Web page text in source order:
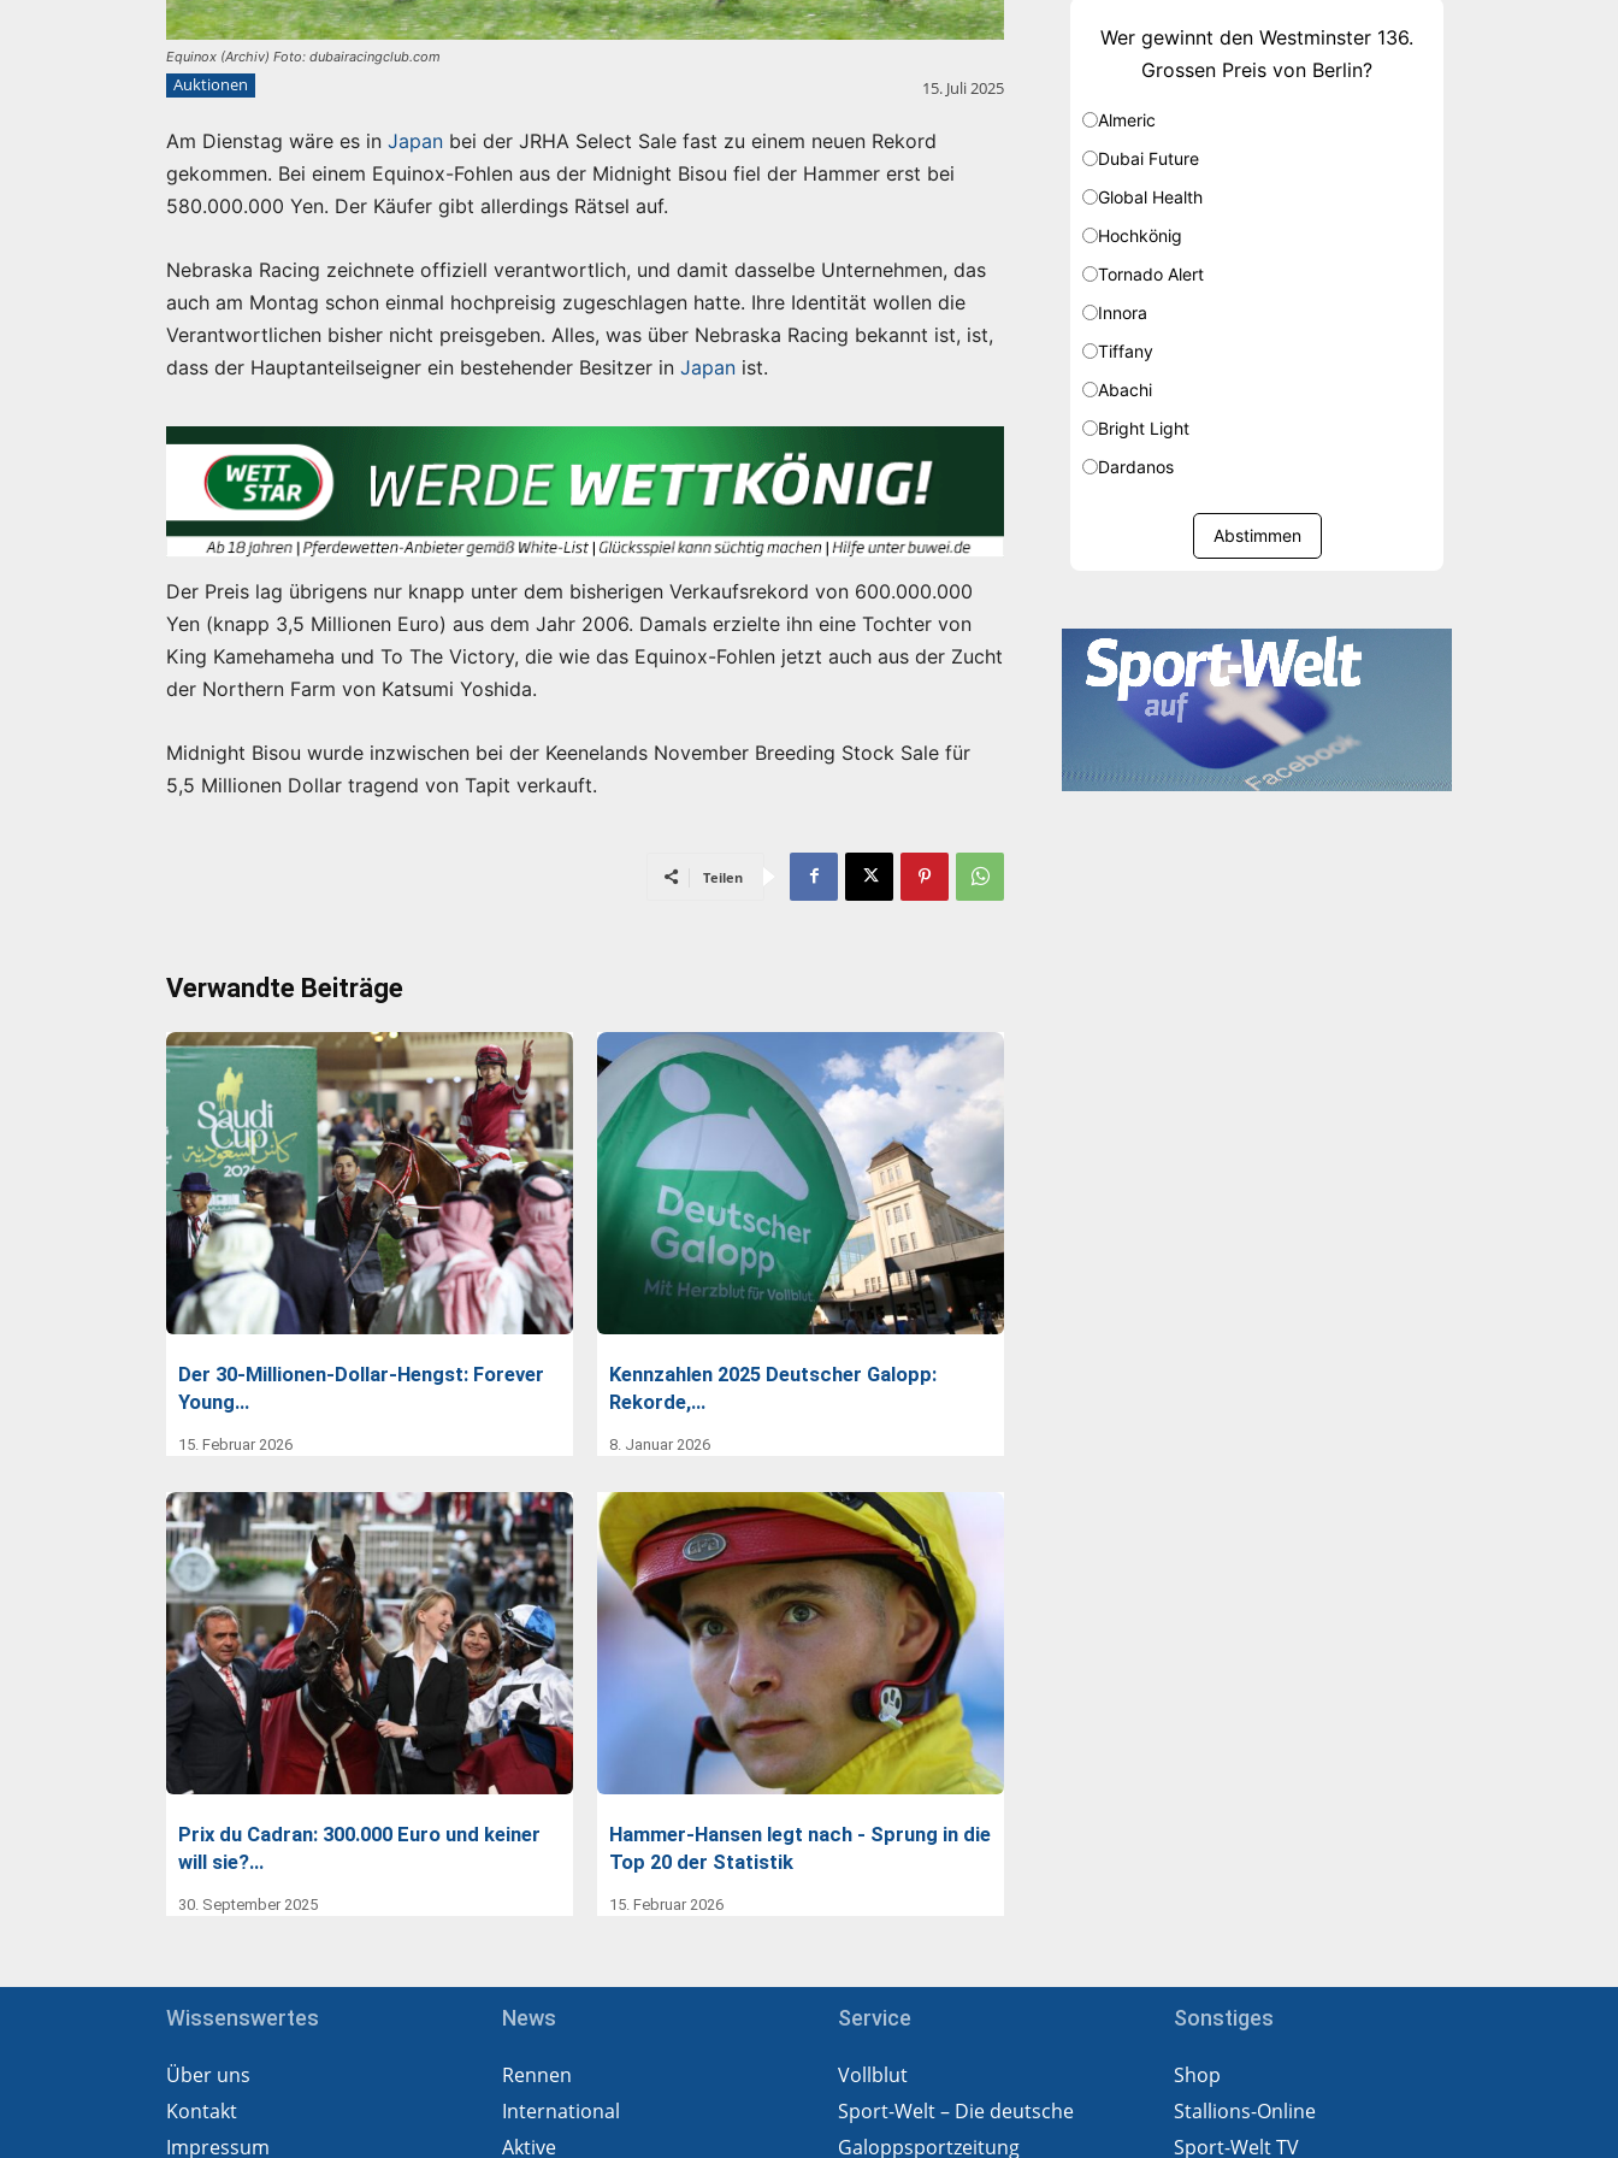
Equinox (Archiv) Foto: dubairacingclub.com
Auktionen 15. Juli 2025
Am Dienstag wäre es in Japan bei der JRHA Select Sale fast zu einem neuen Rekord
gekommen. Bei einem Equinox-Fohlen aus der Midnight Bisou fiel der Hammer erst bei
580.000.000 Yen. Der Käufer gibt allerdings Rätsel auf.
Nebraska Racing zeichnete offiziell verantwortlich, und damit dasselbe Unternehmen, das
auch am Montag schon einmal hochpreisig zugeschlagen hatte. Ihre Identität wollen die
Verantwortlichen bisher nicht preisgeben. Alles, was über Nebraska Racing bekannt ist, ist,
dass der Hauptanteilseigner ein bestehender Besitzer in Japan ist.
Der Preis lag übrigens nur knapp unter dem bisherigen Verkaufsrekord von 600.000.000
Yen (knapp 3,5 Millionen Euro) aus dem Jahr 2006. Damals erzielte ihn eine Tochter von
King Kamehameha und To The Victory, die wie das Equinox-Fohlen jetzt auch aus der Zucht
der Northern Farm von Katsumi Yoshida.
Midnight Bisou wurde inzwischen bei der Keenelands November Breeding Stock Sale für
5,5 Millionen Dollar tragend von Tapit verkauft.
Teilen
Verwandte Beiträge
Der 30-Millionen-Dollar-Hengst: Forever
Young…
15. Februar 2026
Kennzahlen 2025 Deutscher Galopp:
Rekorde,…
8. Januar 2026
Prix du Cadran: 300.000 Euro und keiner
will sie?…
30. September 2025
Hammer-Hansen legt nach - Sprung in die
Top 20 der Statistik
15. Februar 2026
Wer gewinnt den Westminster 136.
Grossen Preis von Berlin?
Almeric
Dubai Future
Global Health
Hochkönig
Tornado Alert
Innora
Tiffany
Abachi
Bright Light
Dardanos
Abstimmen
Wissenswertes
Über uns
Kontakt
Impressum
News
Rennen
International
Aktive
Service
Vollblut
Sport-Welt – Die deutsche
Galoppsportzeitung
Sonstiges
Shop
Stallions-Online
Sport-Welt TV